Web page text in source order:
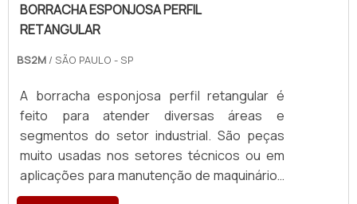
BORRACHA ESPONJOSA PERFIL
RETANGULAR
BS2M / SÃO PAULO - SP
A borracha esponjosa perfil retangular é
feito para atender diversas áreas e
segmentos do setor industrial. São peças
muito usadas nos setores técnicos ou em
aplicações para manutenção de maquinários
industriais.MAIS DETALHES ACERCA DA